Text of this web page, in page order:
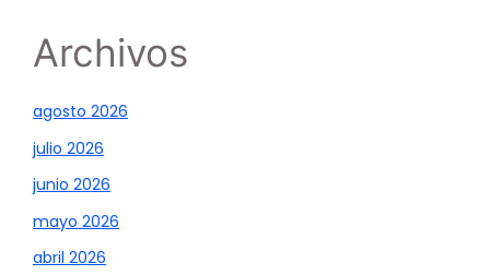
Archivos
agosto 2026
julio 2026
junio 2026
mayo 2026
abril 2026